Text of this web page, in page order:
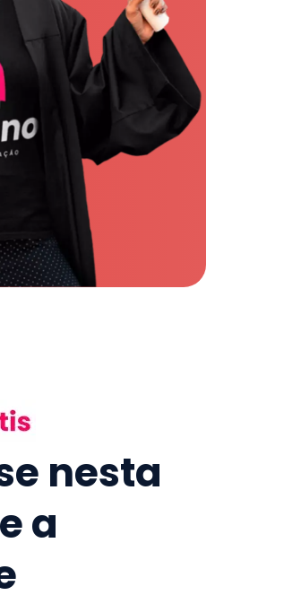
nesta
a